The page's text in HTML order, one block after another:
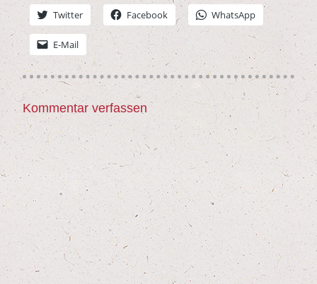
Twit­ter Face­book Whats­App
E‑Mail
Kommentar verfassen